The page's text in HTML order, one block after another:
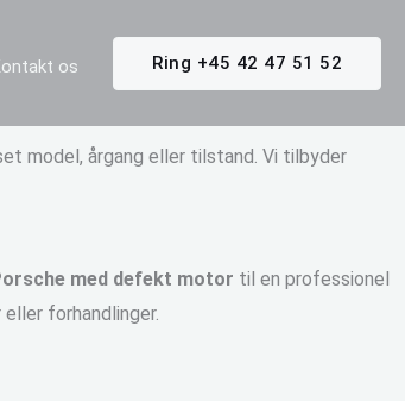
os Ring +45 42 47 51 52
model, årgang eller tilstand. Vi tilbyder
med defekt motor til en professionel
forhandlinger.